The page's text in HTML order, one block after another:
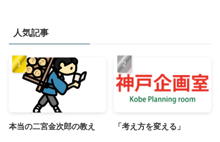
人気記事
本当の二宮金次郎の教え 「考え方を変える」